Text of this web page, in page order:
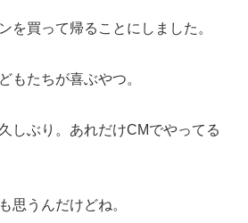
を買って帰ることにしました。
もたちが喜ぶやつ。
しぶり。あれだけCMでやってる
思うんだけどね。